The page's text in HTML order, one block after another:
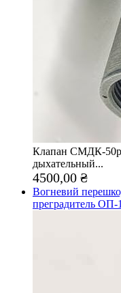
Клапан СМДК-50р
дыхательный...
4500,00 ₴
Вогневий
преградитель ОП-